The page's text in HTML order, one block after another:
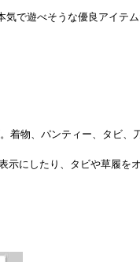
で遊べそうな優良アイテム
着物、パンティー、タビ、
示にしたり、タビや草履を